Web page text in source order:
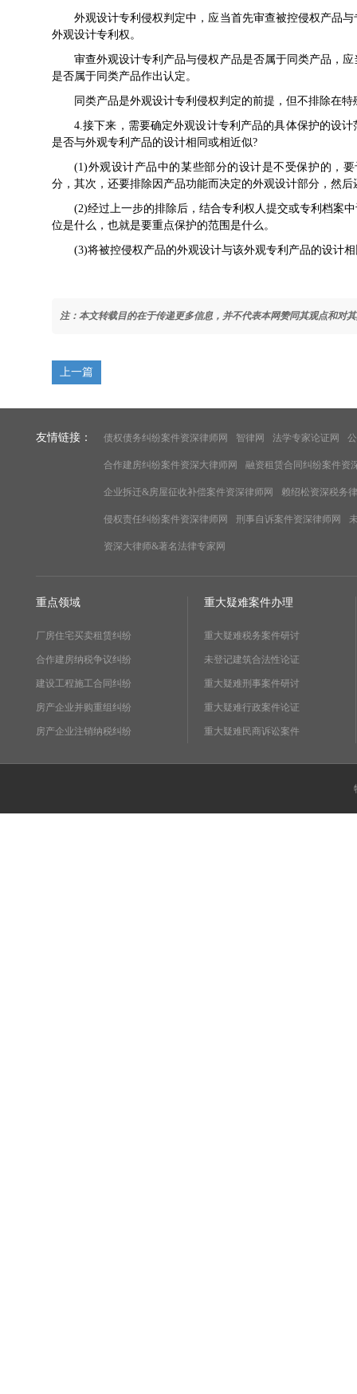
外观设计专利侵权判定中，应当首先审查被控侵权产品
外观设计专利权。
审查外观设计专利产品与侵权产品是否属于同类产品，
是否属于同类产品作出认定。
同类产品是外观设计专利侵权判定的前提，但不排除在
4.接下来，需要确定外观设计专利产品的具体保护的设
是否与外观专利产品的设计相同或相近似?
(1)外观设计产品中的某些部分的设计是不受保护的，
分，其次，还要排除因产品功能而决定的外观设计部分，然
(2)经过上一步的排除后，结合专利权人提交或专利档案
位是什么，也就是要重点保护的范围是什么。
(3)将被控侵权产品的外观设计与该外观专利产品的设计
注：本文转载目的在于传递更多信息，并不代表本网赞同其观点和对
上一篇
友情链接： 债权债务纠纷案件资深律师网 智律网 法学专家论证网
合作建房纠纷案件资深大律师网 融资租赁合同纠纷案件资
企业拆迁&房屋征收补偿案件资深律师网 赖绍松资深税务
侵权责任纠纷案件资深律师网 刑事自诉案件资深律师网
资深大律师&著名法律专家网
重点领域
厂房住宅买卖租赁纠纷
合作建房纳税争议纠纷
建设工程施工合同纠纷
房产企业并购重组纠纷
房产企业注销纳税纠纷
重大疑难案件办理
重大疑难税务案件研讨
未登记建筑合法性论证
重大疑难刑事案件研讨
重大疑难行政案件论证
重大疑难民商诉讼案件